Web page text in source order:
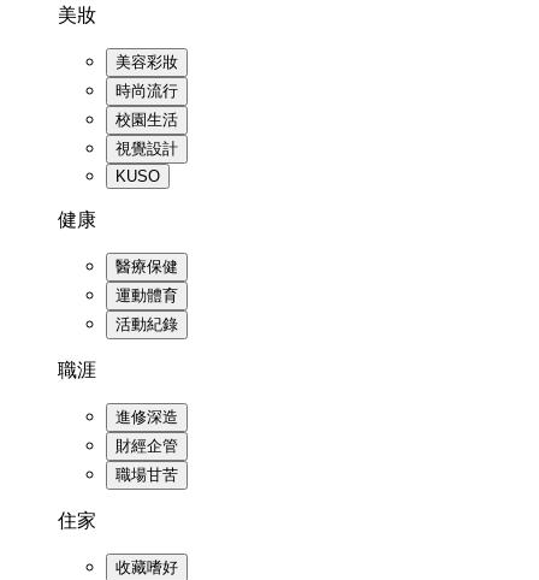
美妝
美容彩妝
時尚流行
校園生活
視覺設計
KUSO
健康
醫療保健
運動體育
活動紀錄
職涯
進修深造
財經企管
職場甘苦
住家
收藏嗜好